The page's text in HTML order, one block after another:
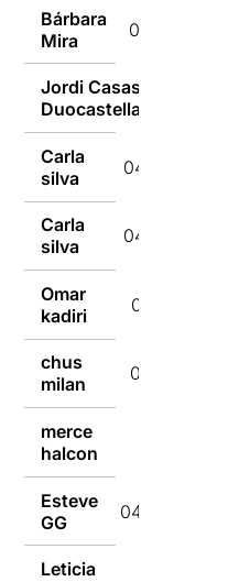
Bárbara
Mira
04/04/2022
Jordi Casas
Duocastella
Carla
silva
04/04/2022
Carla
silva
04/04/2022
Omar
kadiri
04/04/2022
chus
milan
04/04/2022
merce
halcon
Esteve
GG
04/04/2022
Leticia